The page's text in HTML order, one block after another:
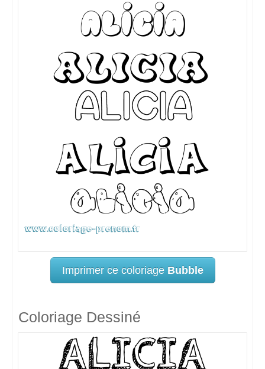
Imprimer ce coloriage Bubble
Coloriage Dessiné